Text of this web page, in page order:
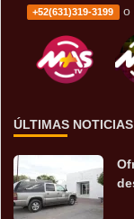
+52(631)319-3199 o
ÚLTIMAS NOTICIAS